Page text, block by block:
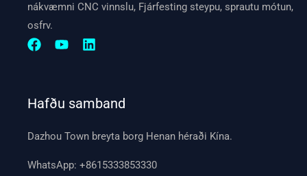
nákvæmni CNC vinnslu, Fjárfesting steypu, sprautu mótun,
osfrv.
Hafðu samband
Dazhou Town breyta borg Henan héraði Kína.
WhatsApp:+8615333853330